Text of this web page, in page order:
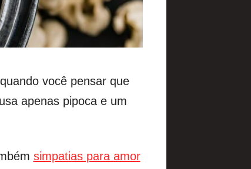
você pensar que
apenas pipoca e um
simpatias para amor